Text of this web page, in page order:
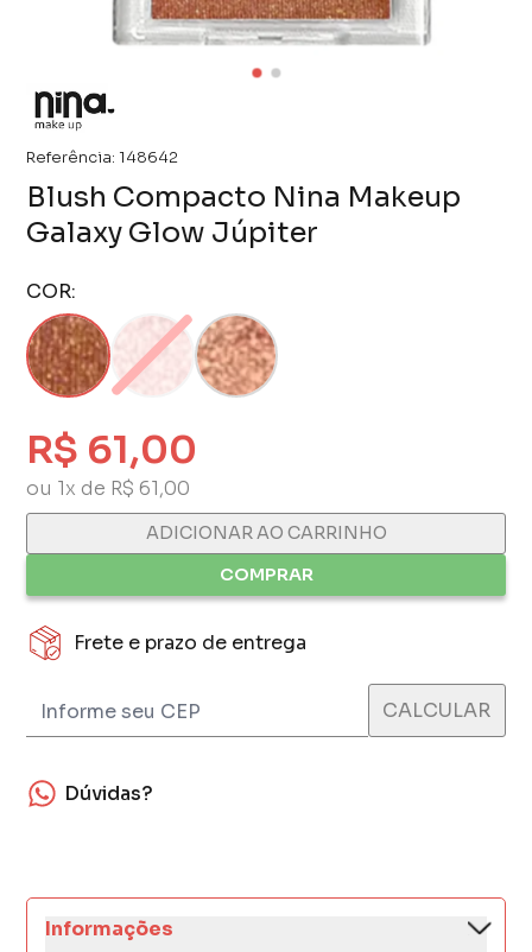
Referência: 148642
Blush Compacto Nina Makeup
Galaxy Glow Júpiter
COR:
R$ 61,00
ou 1x de R$ 61,00
ADICIONAR AO CARRINHO
COMPRAR
Frete e prazo de entrega
Dúvidas?
Informações